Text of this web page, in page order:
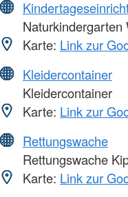
Naturkindergarten
Karte: Link zur
Kleidercontainer
Kleidercontainer
Karte: Link zur
Rettungswache
Rettungswache
Karte: Link zur